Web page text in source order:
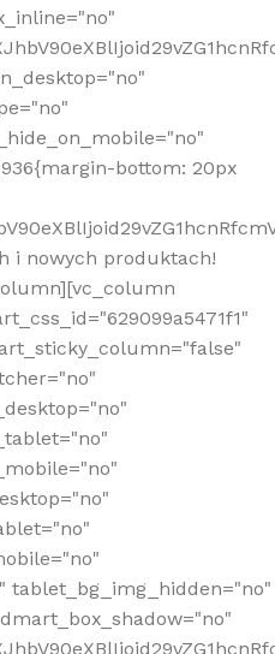
bottom: 20px
i nowych produktach!
tablet_bg_img_hidden="no"